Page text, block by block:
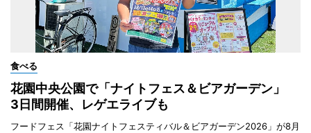
食べる
花園中央公園で「ナイトフェス＆ビアガーデン」
3日間開催、レゲエライブも
フードフェス「花園ナイトフェスティバル＆ビアガーデン2026」が8月